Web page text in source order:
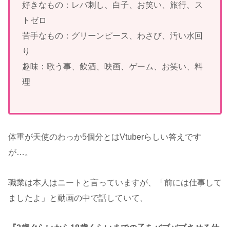
好きなもの：レバ刺し、白子、お笑い、旅行、ス
トゼロ
苦手なもの：グリーンピース、わさび、汚い水回
り
趣味：歌う事、飲酒、映画、ゲーム、お笑い、料
理
体重が天使のわっか5個分とはVtuberらしい答えです
が…。
職業は本人はニートと言っていますが、「前には仕事して
ましたよ」と動画の中で話していて、